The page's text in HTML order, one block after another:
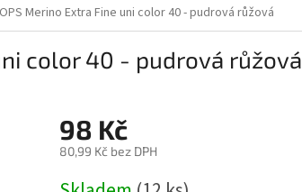
Merino Extra Fine uni color 40 - pudrová růžová
color 40 - pudrová růžová
98 Kč
80,99 Kč bez DPH